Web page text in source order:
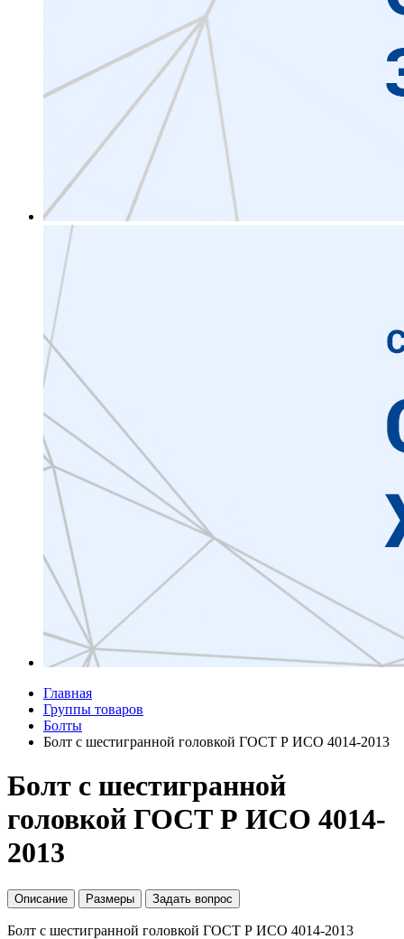
Главная
Группы товаров
Болты
Болт с шестигранной головкой ГОСТ Р ИСО 4014-2013
Болт с шестигранной
головкой ГОСТ Р ИСО 4014-
2013
Описание Размеры Задать вопрос
Болт с шестигранной головкой ГОСТ Р ИСО 4014-2013